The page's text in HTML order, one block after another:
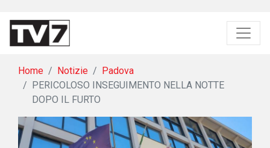
Home Notizie
Padova
PERICOLOSO INSEGUIMENTO NELLA NOTTE
DOPO IL FURTO